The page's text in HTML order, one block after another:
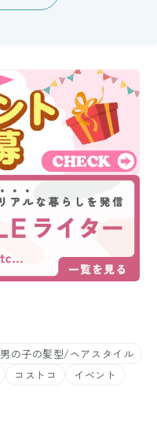
男の子の髪型/ヘアスタイル
コストコ
イベント